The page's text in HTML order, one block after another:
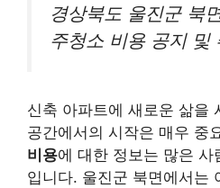
경상북도 울진군 북
주청소 비용 공지 및
신축 아파트에 새로운 삶을
공간에서의 시작은 매우 중
비용에 대한 정보는 많은
입니다. 울진군 북면에서는